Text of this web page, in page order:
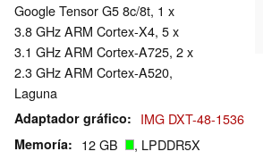
Google Tensor G5 8c/8t, 1 x
3.8 GHz ARM Cortex-X4, 5 x
3.1 GHz ARM Cortex-A725, 2 x
2.3 GHz ARM Cortex-A520,
Laguna
Adaptador gráfico IMG DXT-48-1536
Memoría 12 GB , LPDDR5X